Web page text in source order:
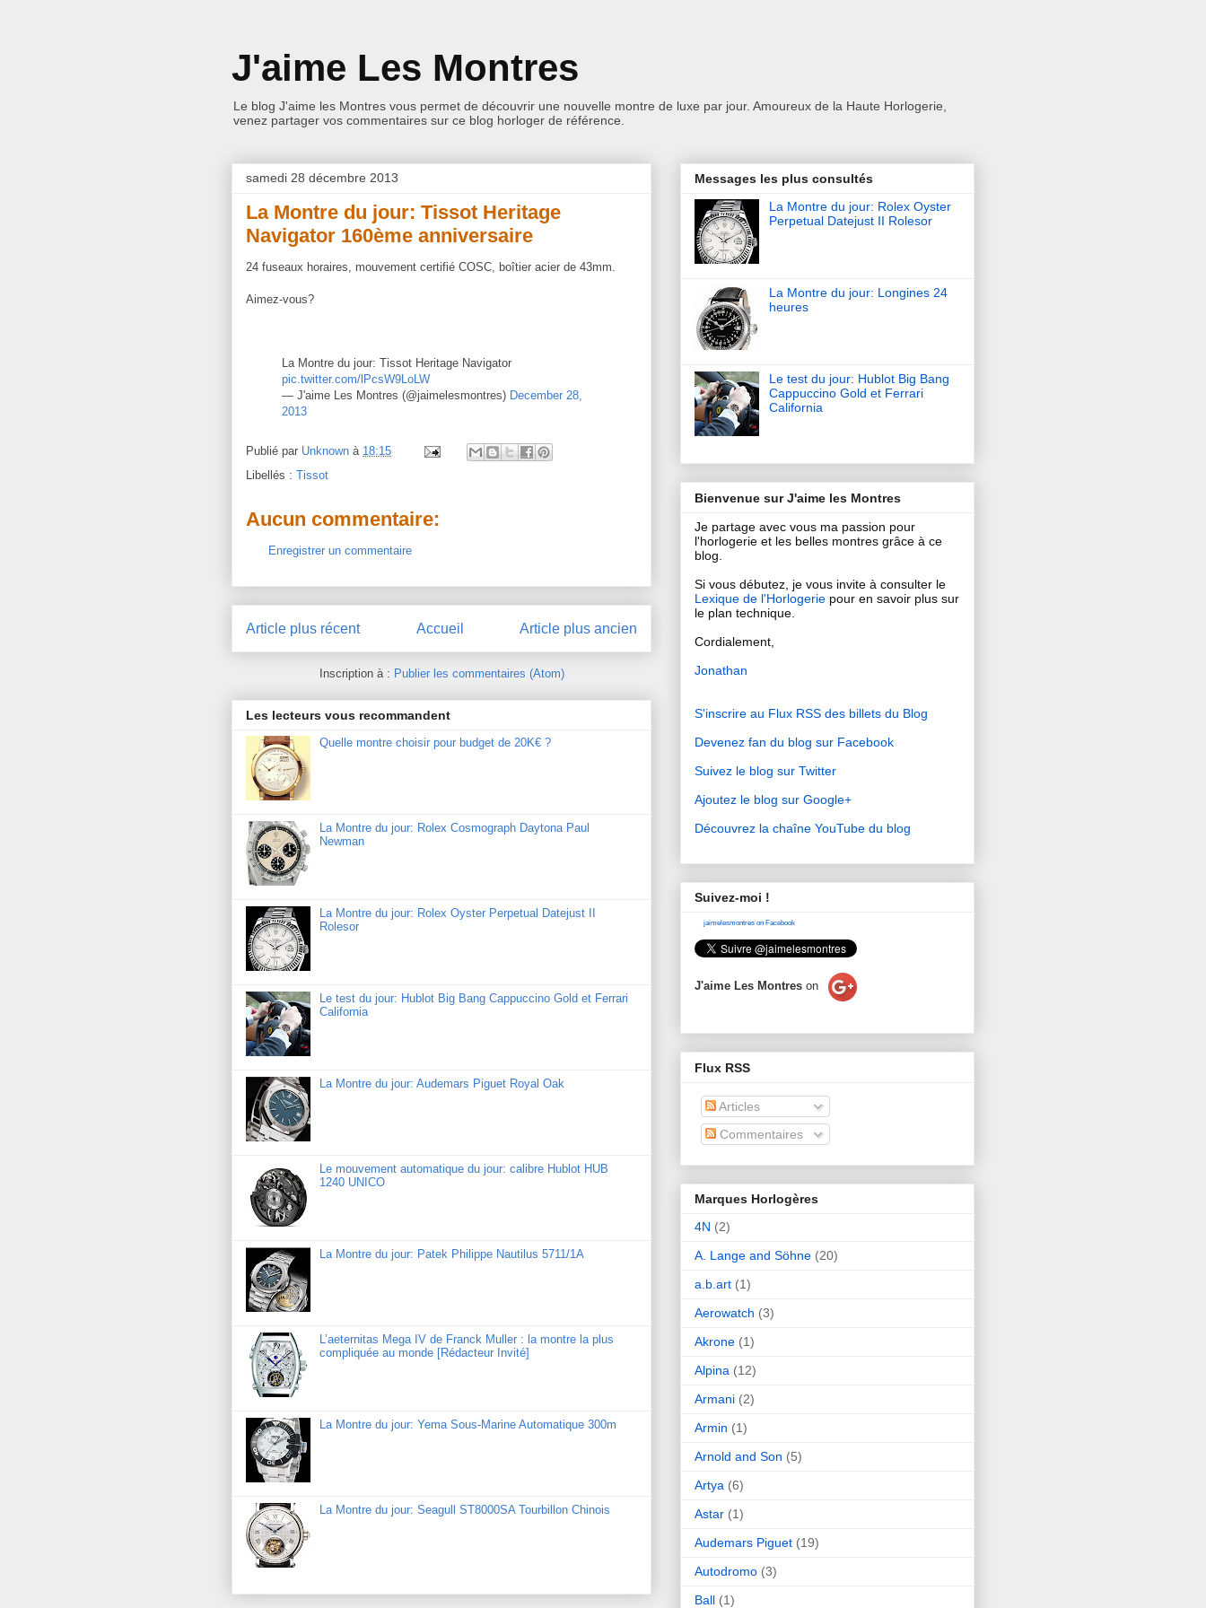
J'aime Les Montres
Le blog J'aime les Montres vous permet de découvrir une nouvelle montre de luxe par jour. Amoureux de la Haute Horlogerie,
venez partager vos commentaires sur ce blog horloger de référence.
samedi 28 décembre 2013
La Montre du jour: Tissot Heritage
Navigator 160ème anniversaire
24 fuseaux horaires, mouvement certifié COSC, boîtier acier de 43mm.
Aimez-vous?
La Montre du jour: Tissot Heritage Navigator
pic.twitter.com/lPcsW9LoLW
— J'aime Les Montres (@jaimelesmontres) December 28,
2013
Publié par Unknown à 18:15
Libellés : Tissot
Aucun commentaire:
Enregistrer un commentaire
Article plus récent Article plus ancien
Accueil
Inscription à : Publier les commentaires (Atom)
Les lecteurs vous recommandent
Quelle montre choisir pour budget de 20K€ ?
La Montre du jour: Rolex Cosmograph Daytona Paul
Newman
La Montre du jour: Rolex Oyster Perpetual Datejust II
Rolesor
Le test du jour: Hublot Big Bang Cappuccino Gold et Ferrari
California
La Montre du jour: Audemars Piguet Royal Oak
Le mouvement automatique du jour: calibre Hublot HUB
1240 UNICO
La Montre du jour: Patek Philippe Nautilus 5711/1A
L’aeternitas Mega IV de Franck Muller : la montre la plus
compliquée au monde [Rédacteur Invité]
La Montre du jour: Yema Sous-Marine Automatique 300m
La Montre du jour: Seagull ST8000SA Tourbillon Chinois
Messages les plus consultés
La Montre du jour: Rolex Oyster
Perpetual Datejust II Rolesor
La Montre du jour: Longines 24
heures
Le test du jour: Hublot Big Bang
Cappuccino Gold et Ferrari
California
Bienvenue sur J'aime les Montres
Je partage avec vous ma passion pour
l'horlogerie et les belles montres grâce à ce
blog.
Si vous débutez, je vous invite à consulter le
Lexique de l'Horlogerie pour en savoir plus sur
le plan technique.
Cordialement,
Jonathan
S'inscrire au Flux RSS des billets du Blog
Devenez fan du blog sur Facebook
Suivez le blog sur Twitter
Ajoutez le blog sur Google+
Découvrez la chaîne YouTube du blog
Suivez-moi !
jaimelesmontres on Facebook
J'aime Les Montres on
Flux RSS
Articles
Commentaires
Marques Horlogères
4N (2)
A. Lange and Söhne (20)
a.b.art (1)
Aerowatch (3)
Akrone (1)
Alpina (12)
Armani (2)
Armin (1)
Arnold and Son (5)
Artya (6)
Astar (1)
Audemars Piguet (19)
Autodromo (3)
Ball (1)